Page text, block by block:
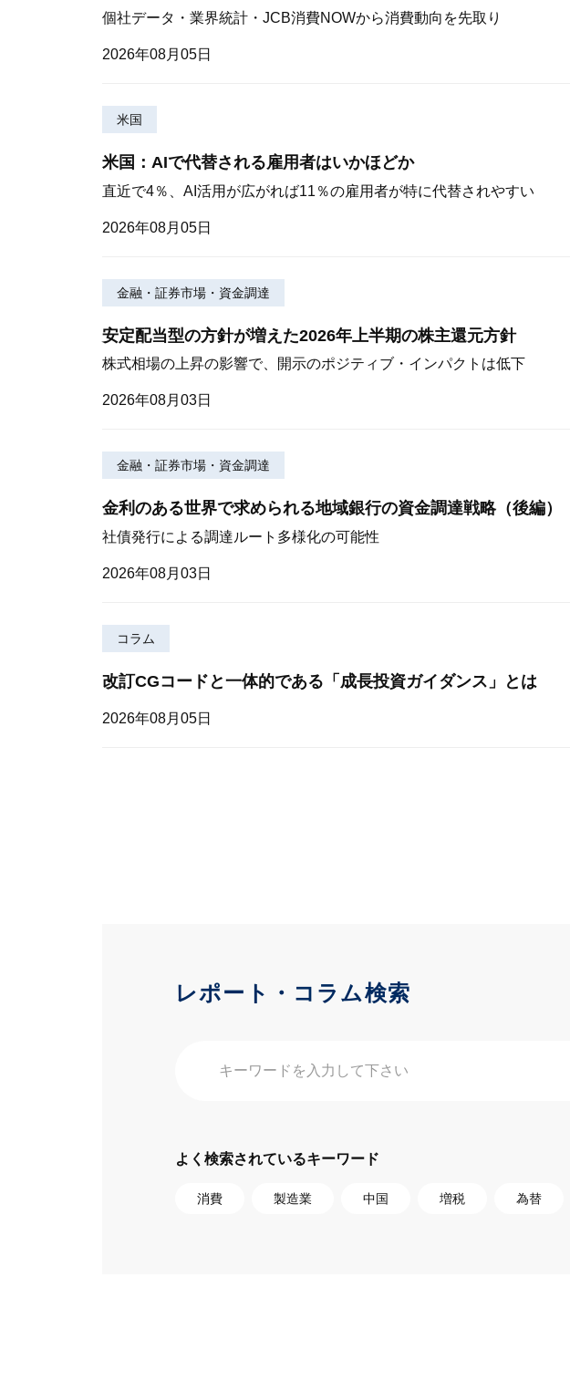
個社データ・業界統計・JCB消費NOWから消費動向を先取り
2026年08月05日
米国
米国：AIで代替される雇用者はいかほどか
直近で4％、AI活用が広がれば11％の雇用者が特に代替されやすい
2026年08月05日
金融・証券市場・資金調達
安定配当型の方針が増えた2026年上半期の株主還元方針
株式相場の上昇の影響で、開示のポジティブ・インパクトは低下
2026年08月03日
金融・証券市場・資金調達
金利のある世界で求められる地域銀行の資金調達戦略（後編）
社債発行による調達ルート多様化の可能性
2026年08月03日
コラム
改訂CGコードと一体的である「成長投資ガイダンス」とは
2026年08月05日
レポート・コラム検索
よく検索されているキーワード
消費 製造業 中国 増税 為替